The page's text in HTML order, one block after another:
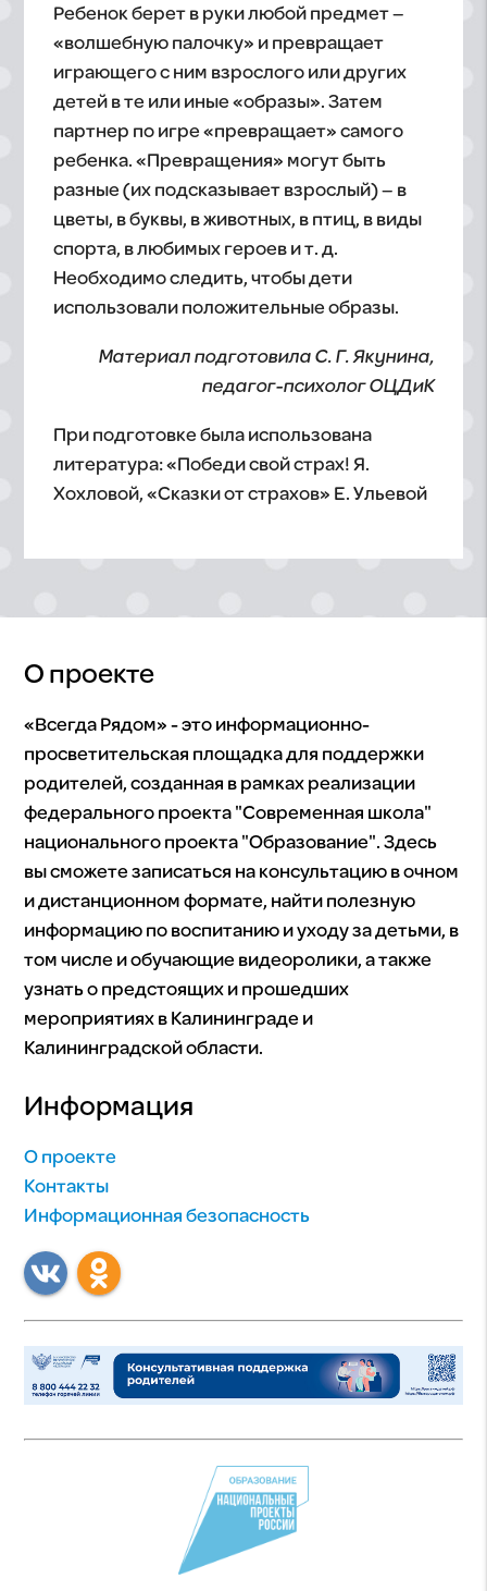
Ребенок берет в руки любой предмет –
«волшебную палочку» и превращает
играющего с ним взрослого или других
детей в те или иные «образы». Затем
партнер по игре «превращает» самого
ребенка. «Превращения» могут быть
разные (их подсказывает взрослый) – в
цветы, в буквы, в животных, в птиц, в виды
спорта, в любимых героев и т. д.
Необходимо следить, чтобы дети
использовали положительные образы.
Материал подготовила С. Г. Якунина,
педагог-психолог ОЦДиК
При подготовке была использована
литература: «Победи свой страх! Я.
Хохловой, «Сказки от страхов» Е. Ульевой
О проекте
«Всегда Рядом» - это информационно-
просветительская площадка для поддержки
родителей, созданная в рамках реализации
федерального проекта "Современная школа"
национального проекта "Образование". Здесь
вы сможете записаться на консультацию в очном
и дистанционном формате, найти полезную
информацию по воспитанию и уходу за детьми, в
том числе и обучающие видеоролики, а также
узнать о предстоящих и прошедших
мероприятиях в Калининграде и
Калининградской области.
Информация
О проекте
Контакты
Информационная безопасность